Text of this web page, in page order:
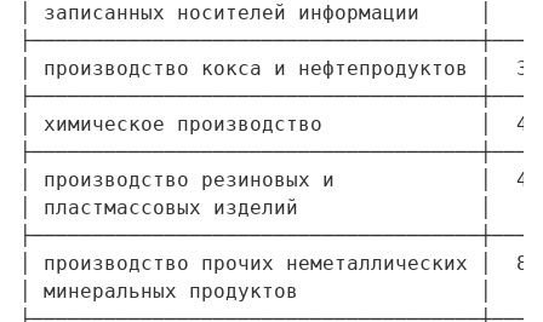
│ записанных носителей
│ производство кокса и нефтепродуктов
│ химическое производство             │
│ производство резиновых и            │
│ пластмассовых изделий
│ производство прочих неметаллических
│ минеральных продуктов